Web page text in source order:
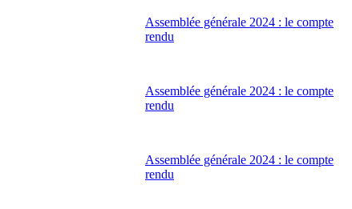
Assemblée générale 2024 : le compte
rendu
Assemblée générale 2024 : le compte
rendu
Assemblée générale 2024 : le compte
rendu